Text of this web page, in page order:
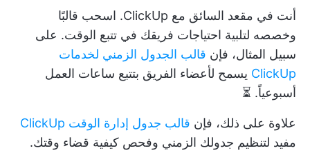
أنت في مقعد السائق مع ClickUp. اسحب قالبًا
وخصصه لتلبية احتياجات فريقك في تتبع الوقت. على
سبيل المثال، فإن قالب الجدول الزمني لخدمات
ClickUp يسمح لأعضاء الفريق بتتبع ساعات العمل
أسبوعياً. ⏳
علاوة على ذلك، فإن قالب جدول إدارة الوقت ClickUp
مفيد لتنظيم جدولك الزمني وفحص كيفية قضاء وقتك.